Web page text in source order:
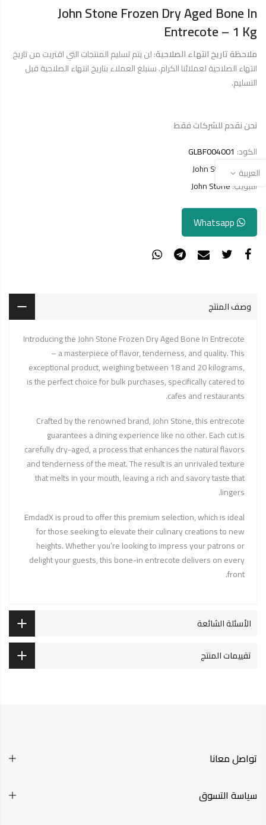
John Stone Frozen Dry Aged Bone In
Entrecote – 1 Kg
ملاحظة تاريخ انتهاء الصلاحية:لن يتم تسليم المنتجات التي اقتربت من تاريخ
انتهاء الصلاحية لعملائنا الكرام. سنبلغ العملاء بتاريخ انتهاء الصلاحية قبل
التسليم.
نحن نقدم للشركات فقط
الكود: GLBF004001
القسم:John Stone
التبويب:John Stone
وصف المنتج
Introducing the John Stone Frozen Dry Aged Bone In Entrecote
– a masterpiece of flavor, tenderness, and quality. This
exceptional product, weighing between 18 and 20 kilograms,
is the perfect choice for bulk purchases, specifically catered to
cafes and restaurants.
Crafted by the renowned brand, John Stone, this entrecote
guarantees a dining experience like no other. Each cut is
carefully dry-aged, a process that enhances the natural flavors
and tenderness of the meat. The result is an unrivaled texture
that melts in your mouth, leaving a rich and savory taste that
lingers.
EmdadX is proud to offer this premium selection, which is ideal
for those seeking to elevate their culinary creations to new
heights. Whether you’re looking to impress your patrons or
delight your guests, this bone-in entrecote delivers on every
front.
الأسئلة الشائعة
تقييمات المنتج
تواصل معانا
سياسة التسوق
العربية